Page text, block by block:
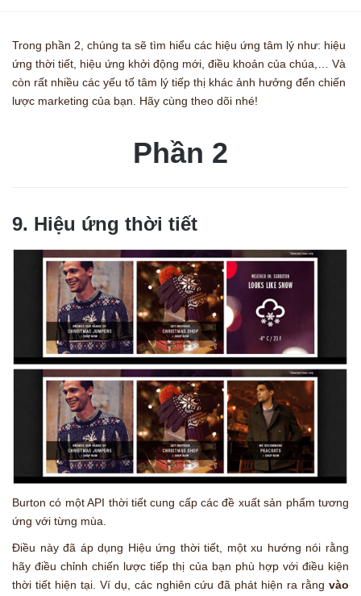
Trong phần 2, chúng ta sẽ tìm hiểu các hiệu ứng tâm lý như: hiệu
ứng thời tiết, hiệu ứng khởi động mới, điều khoản của chúa,… Và
còn rất nhiều các yếu tố tâm lý tiếp thị khác ảnh hưởng đển chiến
lược marketing của bạn. Hãy cùng theo dõi nhé!
Phần 2
9. Hiệu ứng thời tiết
Burton có một API thời tiết cung cấp các đề xuất sản phẩm tương
ứng với từng mùa.
Điều này đã áp dụng Hiệu ứng thời tiết, một xu hướng nói rằng
hãy điều chỉnh chiến lược tiếp thị của bạn phù hợp với điều kiện
thời tiết hiện tại. Ví dụ, các nghiên cứu đã phát hiện ra rằng vào